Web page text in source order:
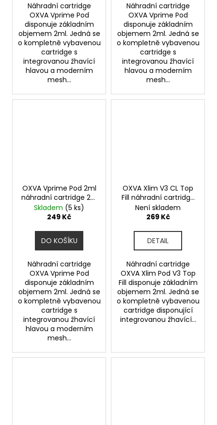
Náhradní cartridge
OXVA Vprime Pod
disponuje základním
objemem 2ml. Jedná se
o kompletně vybavenou
cartridge s
integrovanou žhavící
hlavou a moderním
mesh...
Náhradní cartridge
OXVA Vprime Pod
disponuje základním
objemem 2ml. Jedná se
o kompletně vybavenou
cartridge s
integrovanou žhavící
hlavou a moderním
mesh...
OXVA Vprime Pod 2ml
náhradní cartridge 2ks
odpor 0,8ohm
Skladem (5 ks)
249 Kč
DO KOŠÍKU
Náhradní cartridge
OXVA Vprime Pod
disponuje základním
objemem 2ml. Jedná se
o kompletně vybavenou
cartridge s
integrovanou žhavící
hlavou a moderním
mesh...
OXVA Xlim V3 CL Top
Fill náhradní cartridge
3ks odpor 0,6ohm
Není skladem
269 Kč
DETAIL
Náhradní cartridge
OXVA Xlim Pod V3 Top
Fill disponuje základním
objemem 2ml. Jedná se
o kompletně vybavenou
cartridge disponující
integrovanou žhavící...